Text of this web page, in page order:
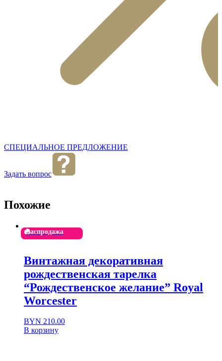
СПЕЦИАЛЬНОЕ ПРЕДЛОЖЕНИЕ
Задать вопрос
Похожие
Распродажа
Винтажная декоративная
рождественская тарелка
“Рождественское желание” Royal
Worcester
Первоначальная
цена
BYN 210.00Текущая
В корзину